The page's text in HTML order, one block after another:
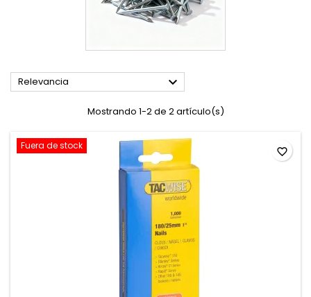
Relevancia 
Mostrando 1-2 de 2 artículo(s)
Fuera de stock favorite_border